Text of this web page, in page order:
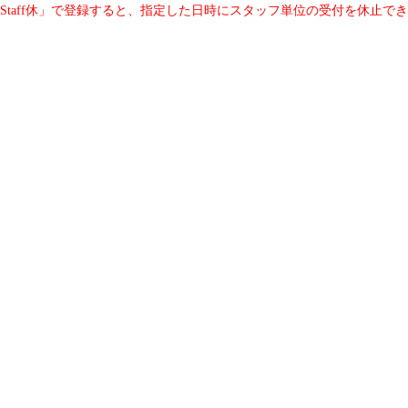
休」で登録すると、指定した日時にスタッフ単位の受付を休止で